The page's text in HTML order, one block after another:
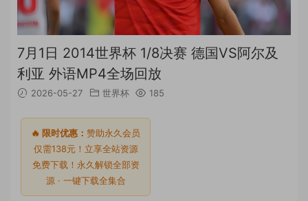
7月1日 2014世界杯 1/8决赛 德国VS阿尔及
利亚 外语MP4全场回放
2026-05-27 世界杯 185
🔥 限时优惠： 赞助永久会员
仅需138元！立享全站资源
免费下载！永久解锁全部资
源 · 一键下载全集合